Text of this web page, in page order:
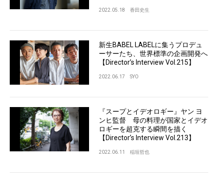
2022.05.18 香田史生
新生BABEL LABELに集うプロデュ
ーサーたち、世界標準の企画開発へ
【Director’s Interview Vol.215】
2022.06.17 SYO
『スープとイデオロギー』ヤン ヨ
ンヒ監督 母の料理が国家とイデオ
ロギーを超克する瞬間を描く
【Director’s Interview Vol.213】
2022.06.11 稲垣哲也